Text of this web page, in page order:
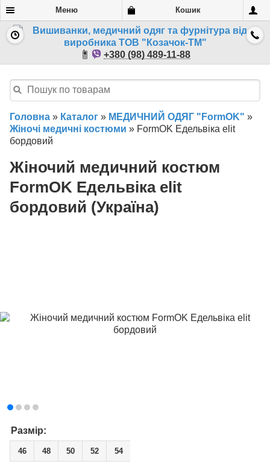
Меню Кошик
+380 (98) 489-11-88
Головна » Каталог » МЕДИЧНИЙ ОДЯГ "FormOK" »
Жіночі медичні костюми » FormOK Едельвіка elit
бордовий
Жіночий медичний костюм
FormOK Едельвіка elit
бордовий (Україна)
Размір:
46 48 50 52 54